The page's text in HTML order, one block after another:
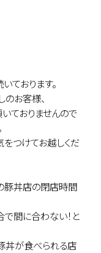
ております。
お客様、
ておりませんので
をつけてお越しくだ
豚丼店の閉店時間
間に合わない！と
丼が食べられる店